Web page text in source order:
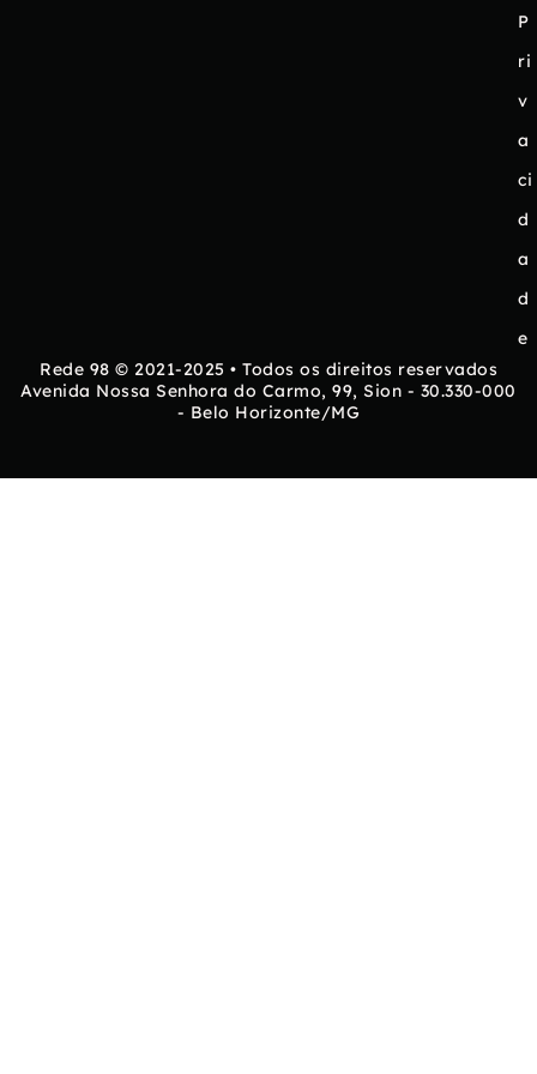
P
ri
v
a
ci
d
a
d
e
Rede 98 © 2021-2025 • Todos os direitos reservados
Avenida Nossa Senhora do Carmo, 99, Sion - 30.330-000
- Belo Horizonte/MG